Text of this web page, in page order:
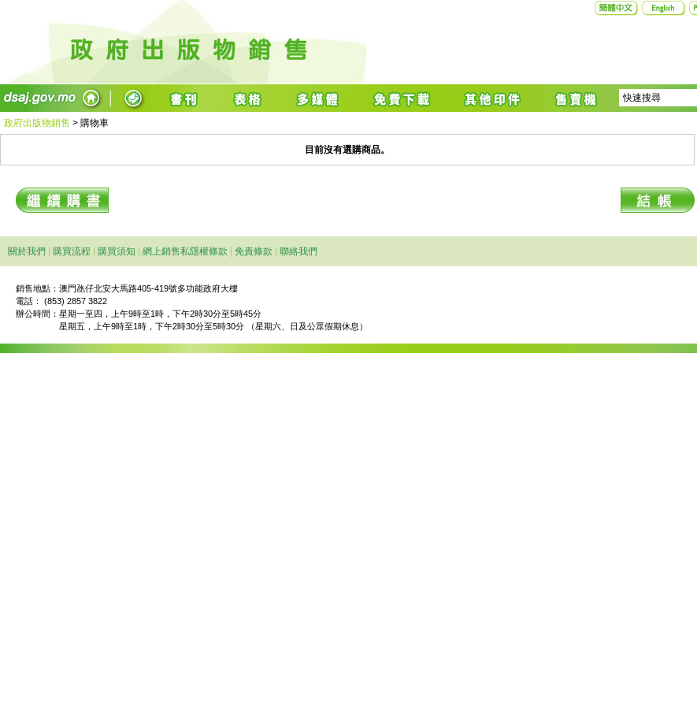
政府出版物銷售 > 購物車
目前沒有選購商品。
關於我們 購買流程 購買須知 網上銷售私隱權條款 免責條款 聯絡我們
銷售地點：澳門氹仔北安大馬路405-419號多功能政府大樓
電話： (853) 2857 3822
辦公時間： 星期一至四，上午9時至1時，下午2時30分至5時45分
星期五，上午9時至1時，下午2時30分至5時30分 （星期六、日及公眾假期休息）